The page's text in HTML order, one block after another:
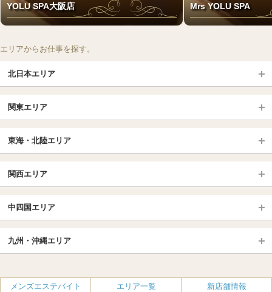
YOLU SPA大阪店 Mrs YOLU SPA
エリアからお仕事を探す。
北日本エリア
北海道（札幌・旭川・函館）
青森
岩手 (盛岡・北上)
福島 (いわき・郡山)
山形
長野・松本・上田
群馬（伊勢崎・高崎・前橋）
関東エリア
大宮・浦和・川口
越谷・春日部
千葉TOP
松戸・柏
池袋・大塚
新宿
恵比寿・目黒・自由が丘
赤坂・麻布・六本木
東海・北陸エリア
愛知（名古屋）
岐阜県
北陸
名古屋TOP
丸の内・久屋・高岳
大須・上前津・鶴舞
関西エリア
京都駅・伏見区
烏丸御池駅
四条烏丸・河原町・祇園四条
三条・京都市役所前
大阪エリア
中四国エリア
広島
岡山
香川（高松）
愛媛（松山）
九州・沖縄エリア
福岡 佐賀
メンズエステバイト エリア一覧 新店舗情報